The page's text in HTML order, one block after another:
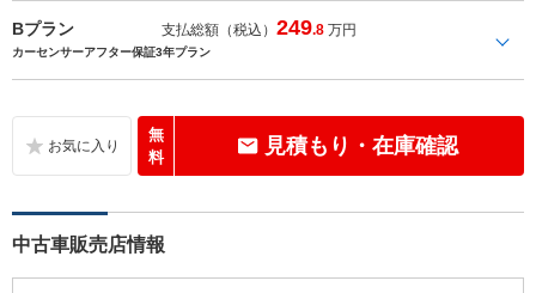
Bプラン 支払総額（税込）249.8 万円
カーセンサーアフター保証3年プラン
無
料
見積もり・在庫確認
中古車販売店情報